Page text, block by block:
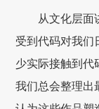
从文化层面
受到代码对我们
少实际接触到代
我们总会整理出